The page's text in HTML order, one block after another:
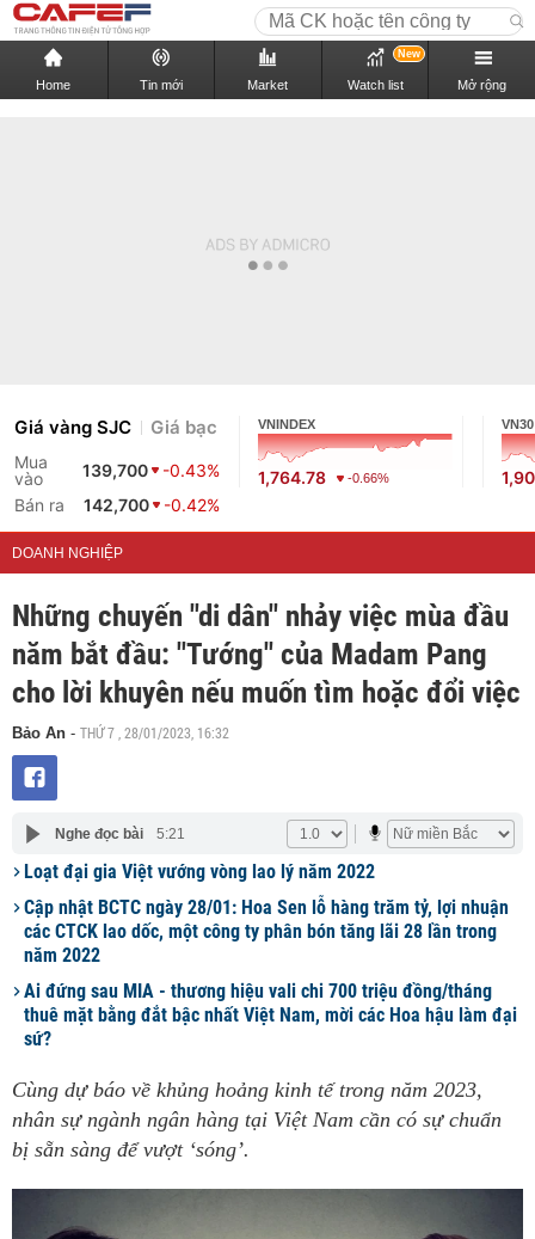
Home Tin mới Market Watch list
New
Mở rộng
Giá vàng SJC Giá bạc
Mua
vào
139,700
-0.43%
Bán ra
142,700 -0.42%
VNINDEX
1,764.78 -0.66%
VN30
DOANH NGHIỆP
Những chuyến "di dân" nhảy việc mùa đầu
năm bắt đầu: "Tướng" của Madam Pang
cho lời khuyên nếu muốn tìm hoặc đổi việc
Bảo An - THỨ 7 , 28/01/2023, 16:32
Nghe đọc bài 5:21
Loạt đại gia Việt vướng vòng lao lý năm 2022
Cập nhật BCTC ngày 28/01: Hoa Sen lỗ hàng trăm tỷ, lợi nhuận
các CTCK lao dốc, một công ty phân bón tăng lãi 28 lần trong
năm 2022
Ai đứng sau MIA - thương hiệu vali chi 700 triệu đồng/tháng
thuê mặt bằng đắt bậc nhất Việt Nam, mời các Hoa hậu làm đại
sứ?
Cùng dự báo về khủng hoảng kinh tế trong năm 2023,
nhân sự ngành ngân hàng tại Việt Nam cần có sự chuẩn
bị sẵn sàng để vượt ‘sóng’.